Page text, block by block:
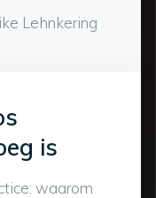
Lehnkering
is
waarom